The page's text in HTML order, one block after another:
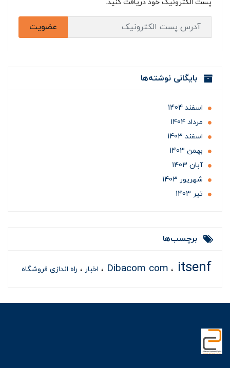
پست الکترونیک خود دریافت کنید.
عضویت
بایگانی نوشته‌ها
اسفند 1404
مرداد 1404
اسفند 1403
بهمن 1403
آبان 1403
شهریور 1403
تير 1403
برچسب‌ها
itsenf
Dibacom com اخبار راه اندازی فروشگاه